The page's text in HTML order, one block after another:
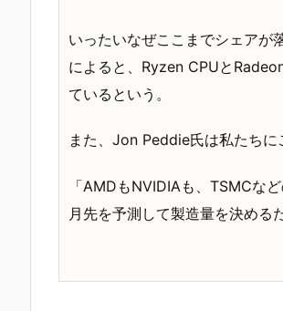
いったいなぜここまでシェア
によると、Ryzen CPUと
ているという。
また、Jon Peddie氏は私たちに
「AMDもNVIDIAも、TSMCな
月先を予測して製造量を決める